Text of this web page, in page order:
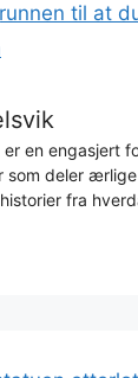
til at
er en engasjert
som deler
fra